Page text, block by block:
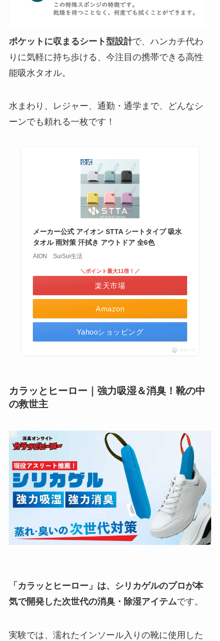
ポケットに収まるシート型設計で、ハンカチ代わ
りに気軽に持ち歩ける、今注目の携帯できる高性
能吸水タオル。
水まわり、レジャー、通勤・通学まで、どんなシ
ーンでも頼れる一枚です！
メーカー公式 アイオン STTA シートタイプ 吸水
タオル 雨対策 汗拭き アウトドア 全6色
AION SuiSui生活
Amazon
＼ポイント最大11倍！／
楽天市場
Yahooショッピング
ポチップ
カラッとヒーロー｜強力吸湿＆消臭！靴の中
の救世主
「カラッとヒーロー」は、シリカゲルのプロが本
気で開発した次世代の消臭・除湿アイテムです。
実験では、濡れたインソール入りの靴に使用した